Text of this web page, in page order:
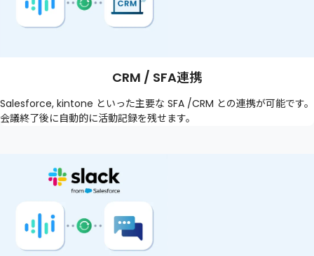
CRM / SFA連携
Salesforce, kintone といった主要な SFA /CRM との連携が可能です。
会議終了後に自動的に活動記録を残せます。